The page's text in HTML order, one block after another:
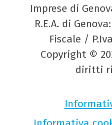
Imprese di
R.E.A. di
Fiscale /
Copyright ©
diritti